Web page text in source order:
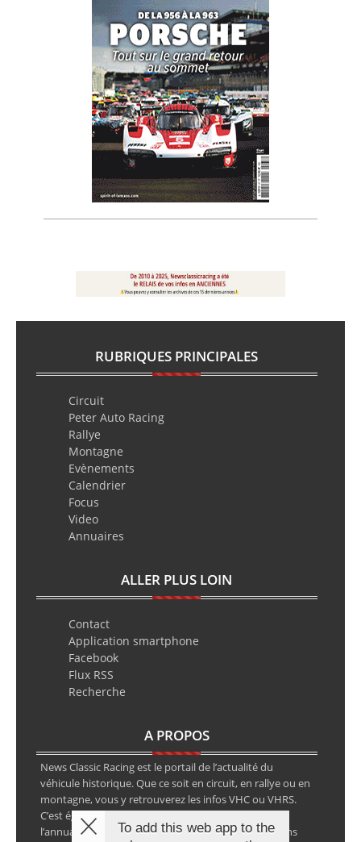
RUBRIQUES PRINCIPALES
Circuit
Peter Auto Racing
Rallye
Montagne
Evènements
Calendrier
Focus
Video
Annuaires
ALLER PLUS LOIN
Contact
Application smartphone
Facebook
Flux RSS
Recherche
A PROPOS
News Classic Racing est le portail de l’actualité du
véhicule historique. Que ce soit en circuit, en rallye ou en
montagne, vous y retrouverez les infos VHC ou VHRS.
C’est également le calendrier des épreuves ainsi que
l’annuaire des spécialistes de la voiture ancienne, sans
To add this web app to the